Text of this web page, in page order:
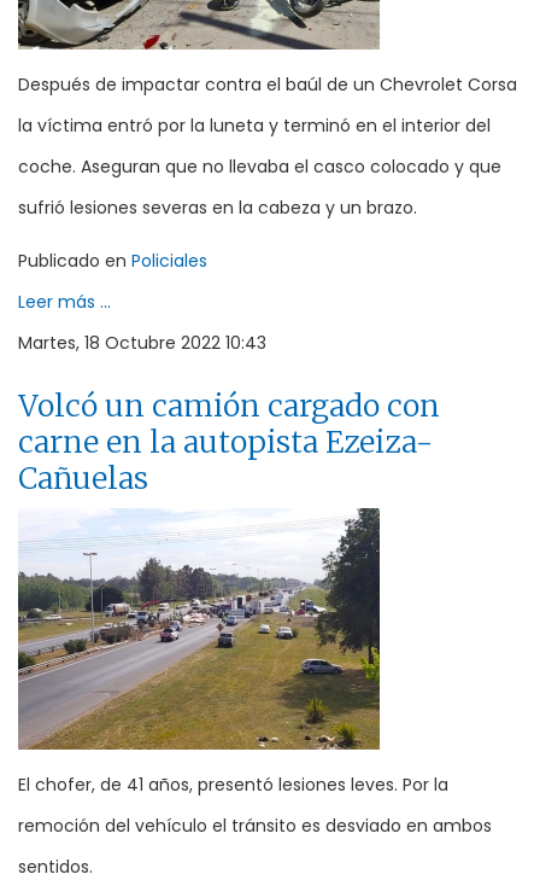
Después de impactar contra el baúl de un Chevrolet Corsa
la víctima entró por la luneta y terminó en el interior del
coche. Aseguran que no llevaba el casco colocado y que
sufrió lesiones severas en la cabeza y un brazo.
Publicado en Policiales
Leer más ...
Martes, 18 Octubre 2022 10:43
Volcó un camión cargado con
carne en la autopista Ezeiza-
Cañuelas
El chofer, de 41 años, presentó lesiones leves. Por la
remoción del vehículo el tránsito es desviado en ambos
sentidos.